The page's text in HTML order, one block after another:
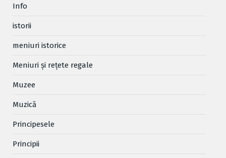
Info
istorii
meniuri istorice
Meniuri și rețete regale
Muzee
Muzică
Principesele
Principii